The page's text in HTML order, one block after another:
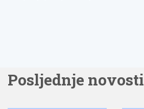
Posljednje novosti